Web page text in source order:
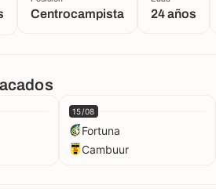
Centrocampista 24 años
15/08
Fortuna
Cambuur